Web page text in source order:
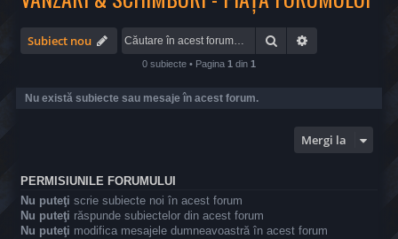
Subiect nou Căutare
0 subiecte • Pagina 1 din 1
Nu există subiecte sau mesaje în acest forum.
Mergi la
PERMISIUNILE FORUMULUI
Nu puteţi scrie subiecte noi în acest forum
Nu puteţi răspunde subiectelor din acest forum
Nu puteţi modifica mesajele dumneavoastră în acest forum